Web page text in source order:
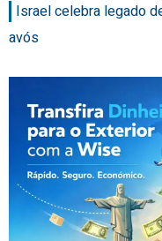
Israel celebra legado
avós